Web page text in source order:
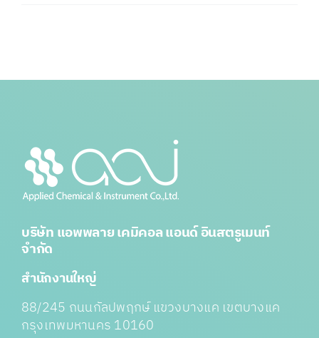
บริษัท แอพพลาย เคมิคอล แอนด์ อินสตรูเมนท์
จำกัด
สำนักงานใหญ่
88/245 ถนนกัลปพฤกษ์ แขวงบางแค เขตบางแค
กรุงเทพมหานคร 10160